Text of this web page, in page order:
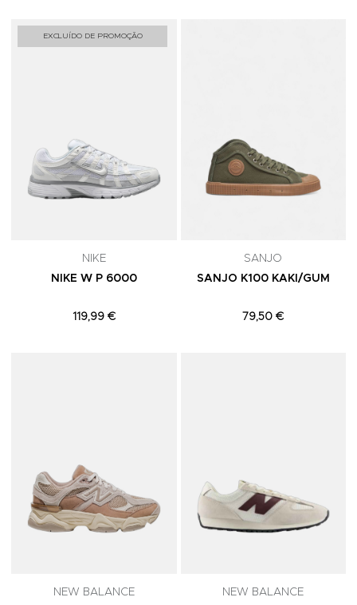
EXCLUÍDO DE PROMOÇÃO
NIKE
NIKE W P 6000
119,99 €
SANJO
SANJO K100 KAKI/GUM
79,50 €
NEW BALANCE
NEW BALANCE